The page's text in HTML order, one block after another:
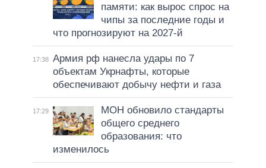
памяти: как вырос спрос на
чипы за последние годы и
что прогнозируют на 2027-й
17:38 Армия рф нанесла удары по 7
объектам Укрнафты, которые
обеспечивают добычу нефти и газа
17:29
МОН обновило стандарты
общего среднего
образования: что
изменилось